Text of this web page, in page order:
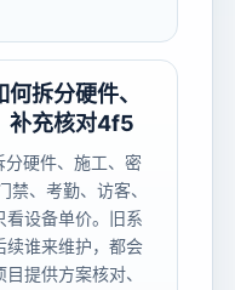
拆分硬件、
补充核对4f5
硬件、施工、密
、考勤、访客、
看设备单价。旧系
续谁来维护，都会
提供方案核对、